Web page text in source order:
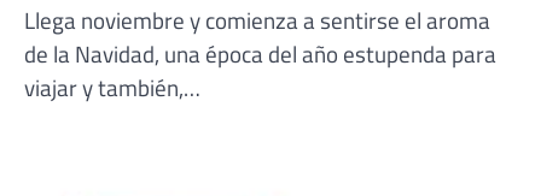
Llega noviembre y comienza a sentirse el aroma
de la Navidad, una época del año estupenda para
viajar y también,…